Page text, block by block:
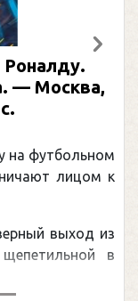
Роналду.
— Москва,
на футбольном
лицом к
выход из
в